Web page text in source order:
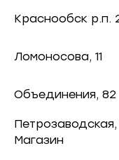
Краснообск р.п.
Ломоносова, 11
Объединения, 82
Петрозаводская,
Магазин
рыба
77б
2
Креветка
котлета 450г